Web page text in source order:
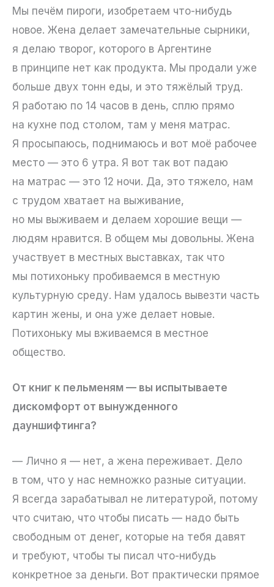
Мы печём пироги, изобретаем что-нибудь
новое. Жена делает замечательные сырники,
я делаю творог, которого в Аргентине
в принципе нет как продукта. Мы продали уже
больше двух тонн еды, и это тяжёлый труд.
Я работаю по 14 часов в день, сплю прямо
на кухне под столом, там у меня матрас.
Я просыпаюсь, поднимаюсь и вот моё рабочее
место — это 6 утра. Я вот так вот падаю
на матрас — это 12 ночи. Да, это тяжело, нам
с трудом хватает на выживание,
но мы выживаем и делаем хорошие вещи —
людям нравится. В общем мы довольны. Жена
участвует в местных выставках, так что
мы потихоньку пробиваемся в местную
культурную среду. Нам удалось вывезти часть
картин жены, и она уже делает новые.
Потихоньку мы вживаемся в местное
общество.
От книг к пельменям — вы испытываете
дискомфорт от вынужденного
дауншифтинга?
— Лично я — нет, а жена переживает. Дело
в том, что у нас немножко разные ситуации.
Я всегда зарабатывал не литературой, потому
что считаю, что чтобы писать — надо быть
свободным от денег, которые на тебя давят
и требуют, чтобы ты писал что-нибудь
конкретное за деньги. Вот практически прямое